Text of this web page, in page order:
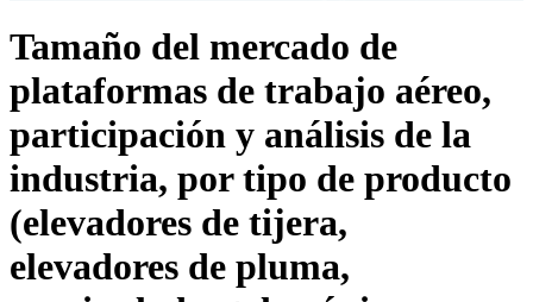
Tamaño del mercado de
plataformas de trabajo aéreo,
participación y análisis de la
industria, por tipo de producto
(elevadores de tijera,
elevadores de pluma,